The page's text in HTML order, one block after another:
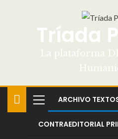
Tríada
La plataforma
ARCHIVO
CONTRAEDITORIAL